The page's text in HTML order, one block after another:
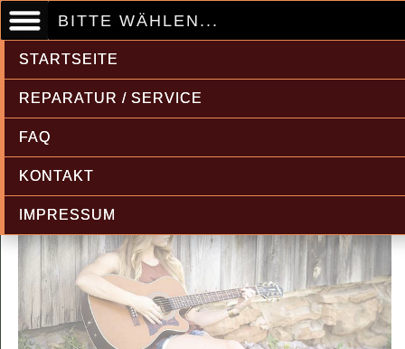
BITTE WÄHLEN...
STARTSEITE
REPARATUR / SERVICE
FAQ
KONTAKT
IMPRESSUM